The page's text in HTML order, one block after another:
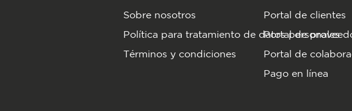
Sobre nosotros
Política para tratamiento de datos personales
Términos y condiciones
Portal de clientes
Portal de
Portal de
Pago en línea